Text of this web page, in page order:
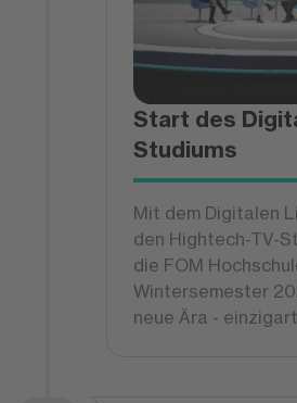
Start des
Studiums
Mit dem Digitalen
den Hightech-TV-
die FOM
Wintersemester
neue Ära -